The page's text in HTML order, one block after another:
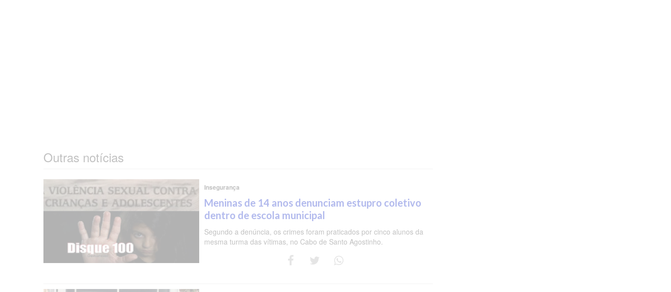
Outras notícias
Insegurança
Meninas de 14 anos denunciam estupro coletivo
dentro de escola municipal
Segundo a denúncia, os crimes foram praticados por cinco alunos da
mesma turma das vítimas, no Cabo de Santo Agostinho.